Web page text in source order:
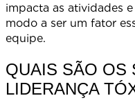
impacta as atividades
modo a ser um fator
equipe.
QUAIS SÃO OS
LIDERANÇA